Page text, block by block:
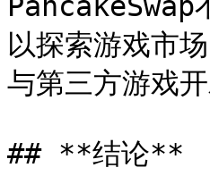
以探索游戏市
与第三方游戏
## **结论**